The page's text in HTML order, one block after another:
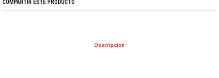
COMPARTIR ESTE PRODUCTO
Descripción